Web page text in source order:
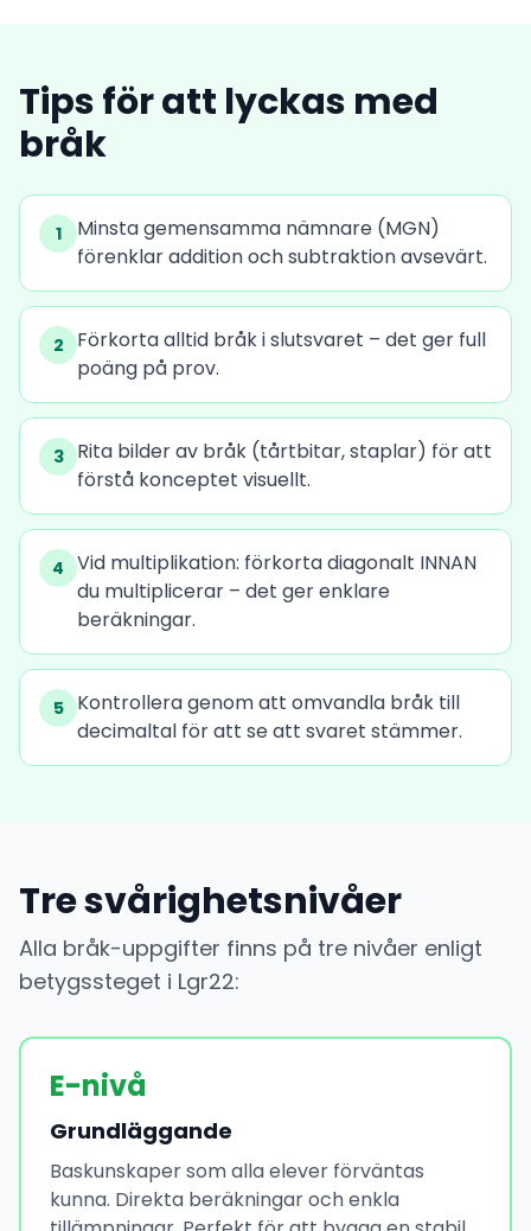
Tips för att lyckas med
bråk
1
Minsta gemensamma nämnare (MGN)
förenklar addition och subtraktion avsevärt.
2
Förkorta alltid bråk i slutsvaret – det ger full
poäng på prov.
3
Rita bilder av bråk (tårtbitar, staplar) för att
förstå konceptet visuellt.
4 Vid multiplikation: förkorta diagonalt INNAN
du multiplicerar – det ger enklare
beräkningar.
5
Kontrollera genom att omvandla bråk till
decimaltal för att se att svaret stämmer.
Tre svårighetsnivåer
Alla bråk-uppgifter finns på tre nivåer enligt
betygssteget i Lgr22:
E-nivå
Grundläggande
Baskunskaper som alla elever förväntas
kunna. Direkta beräkningar och enkla